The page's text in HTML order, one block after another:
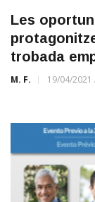
Les
trobada
M. F. 19/04/2021